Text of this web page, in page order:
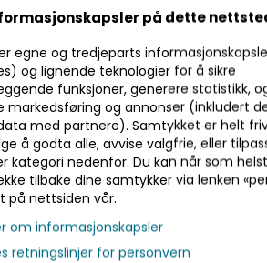
inklusive alle avgifter
enkelte elementene i
tillegg av merverdiavgift. (1)
er mottatt av selgeren.
på dette
egne og tredjeparts
og lignende teknologier for å sikre
funksjoner, generere statistikk,
markedsføring og annonser (inkludert
med partnere). Samtykket er helt
å godta alle, avvise valgfrie, eller
kategori nedenfor. Du kan når som
tilbake dine samtykker via lenken
på nettsiden vår.
om informasjonskapsler
retningslinjer for personvern